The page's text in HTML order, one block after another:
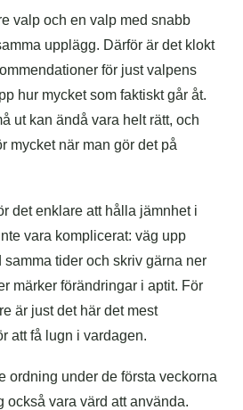
valp och en valp med snabb
upplägg. Därför är det klokt
för just valpens
hur mycket som faktiskt går åt.
ut kan ändå vara helt rätt, och
mycket när man gör det på
det enklare att hålla jämnhet i
vara komplicerat: väg upp
tider och skriv gärna ner
märker förändringar i aptit. För
är just det här det mest
att få lugn i vardagen.
ordning under de första veckorna
också vara värd att använda.